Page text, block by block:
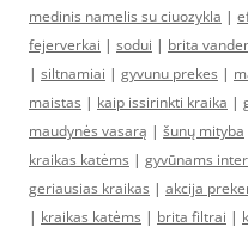
medinis namelis su ciuozykla |
fejerverkai | sodui | brita
| siltnamiai | gyvunu prekes |
maistas | kaip issirinkti kraika |
maudynės vasarą | šunų mityba
kraikas katėms | gyvūnams
geriausias kraikas | akcija
| kraikas katėms | brita filtrai |